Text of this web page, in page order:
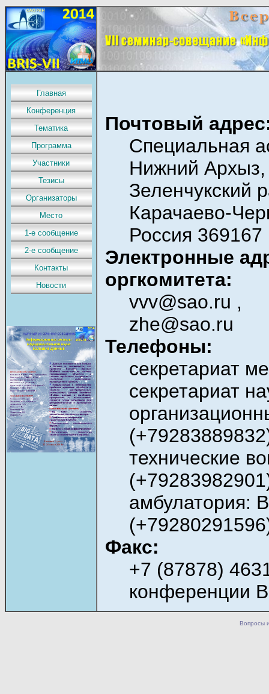
Главная
Конференция
Тематика
Программа
Участники
Тезисы
Организаторы
Место
1-е сообщение
2-е сообщение
Контакты
Новости
Почтовый
Специальная
Нижний Архыз,
Зеленчукский
Карачаево-
Россия 369167
Электронные
оргкомитета:
vvv@sao.ru ,
zhe@sao.ru
Телефоны:
секретариат
секретариат
технические
амбулатория:
Факс:
+7 (87878)
конференции
Вопросы